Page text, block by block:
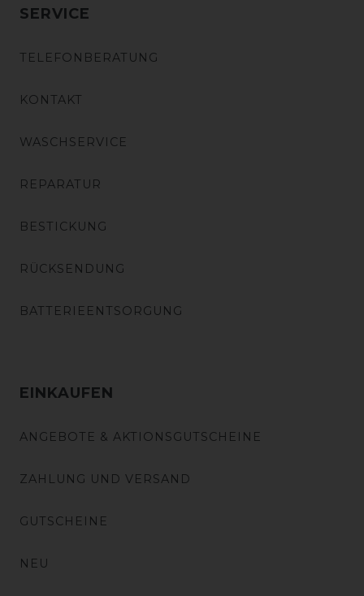
SERVICE
TELEFONBERATUNG
KONTAKT
WASCHSERVICE
REPARATUR
BESTICKUNG
RÜCKSENDUNG
BATTERIEENTSORGUNG
EINKAUFEN
ANGEBOTE & AKTIONSGUTSCHEINE
ZAHLUNG UND VERSAND
GUTSCHEINE
NEU